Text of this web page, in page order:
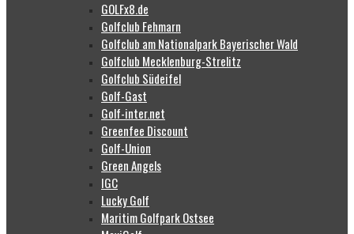
GOLFx8.de
Golfclub Fehmarn
Golfclub am Nationalpark Bayerischer Wald
Golfclub Mecklenburg-Strelitz
Golfclub Südeifel
Golf-Gast
Golf-inter.net
Greenfee Discount
Golf-Union
Green Angels
IGC
Lucky Golf
Maritim Golfpark Ostsee